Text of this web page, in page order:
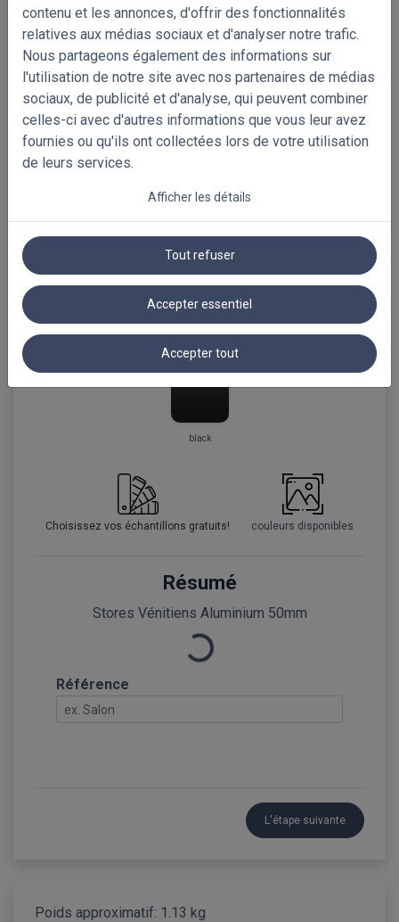
contenu et les annonces, d'offrir des fonctionnalités
relatives aux médias sociaux et d'analyser notre trafic.
Nous partageons également des informations sur
l'utilisation de notre site avec nos partenaires de médias
sociaux, de publicité et d'analyse, qui peuvent combiner
celles-ci avec d'autres informations que vous leur avez
fournies ou qu'ils ont collectées lors de votre utilisation
de leurs services.
Afficher les détails
Tout refuser
Accepter essentiel
Accepter tout
PERF
stardust
grey metallic
atmosphere
EXPRESS
black
Choisissez vos échantillons gratuits! couleurs disponibles
Résumé
Stores Vénitiens Aluminium 50mm
Loading...
Référence
L'étape suivante
Poids approximatif: 1.13 kg